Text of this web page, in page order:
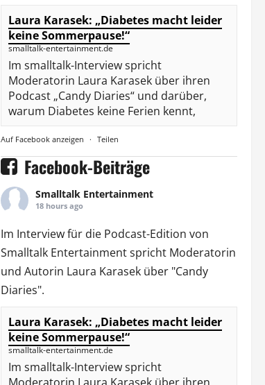
Laura Karasek: „Diabetes macht leider
keine Sommerpause!“
smalltalk-entertainment.de
Im smalltalk-Interview spricht
Moderatorin Laura Karasek über ihren
Podcast „Candy Diaries“ und darüber,
warum Diabetes keine Ferien kennt,
Auf Facebook anzeigen · Teilen
Facebook-Beiträge
Smalltalk Entertainment
18 hours ago
Im Interview für die Podcast-Edition von
Smalltalk Entertainmentspricht Moderatorin
und Autorin Laura Karaseküber "Candy
Diaries".
Laura Karasek: „Diabetes macht leider
keine Sommerpause!“
smalltalk-entertainment.de
Im smalltalk-Interview spricht